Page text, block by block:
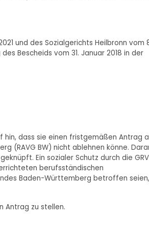
und des Sozialgerichts Heilbronn vom
Bescheids vom 31. Januar 2018 in der
hin, dass sie einen fristgemäßen Antrag
(RAVG BW) nicht ablehnen könne.
Ein sozialer Schutz durch die
berufsständischen
Baden-Württemberg betroffen seien,
Antrag zu stellen.